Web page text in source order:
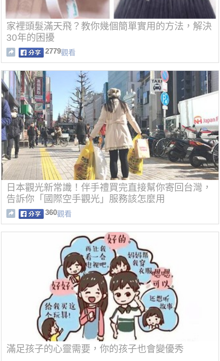
家裡頭髮滿天飛？教你幾個簡單實用的方法，解決
30年的困擾
2779觀看
日本觀光新常識！伴手禮買完直接幫你寄回台灣，
告訴你「國際空手觀光」服務該怎麼用
360觀看
滿足孩子的心靈需要，你的孩子也會變優秀